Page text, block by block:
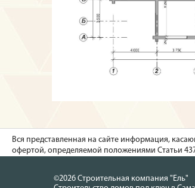
Вся представленная на сайте информация,
офертой, определяемой положениями Статьи
©2026 Строительная компания "Ель"